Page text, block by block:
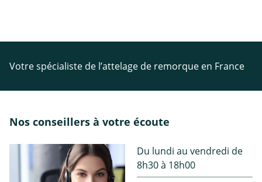
Votre spécialiste de l’attelage de remorque en France
Nos conseillers à votre écoute
Du lundi au vendredi de
8h30 à 18h00